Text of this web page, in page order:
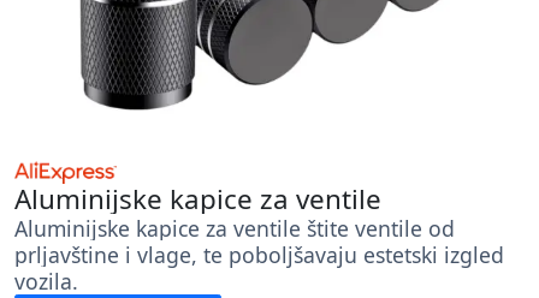
Aluminijske kapice za ventile
Aluminijske kapice za ventile štite ventile od
prljavštine i vlage, te poboljšavaju estetski izgled
vozila.